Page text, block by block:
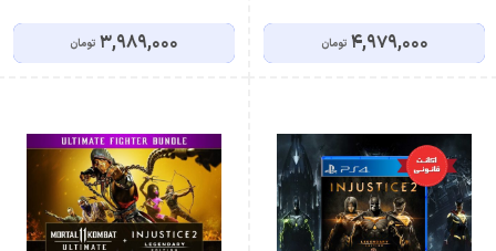
4,979,000 تومان 3,989,000 تومان